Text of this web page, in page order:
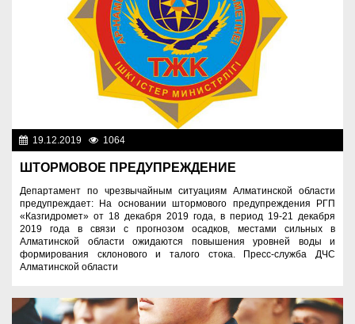
19.12.2019 1064
ШТОРМОВОЕ ПРЕДУПРЕЖДЕНИЕ
Департамент по чрезвычайным ситуациям Алматинской области
предупреждает: На основании штормового предупреждения РГП
«Казгидромет» от 18 декабря 2019 года, в период 19-21 декабря
2019 года в связи с прогнозом осадков, местами сильных в
Алматинской области ожидаются повышения уровней воды и
формирования склонового и талого стока. Пресс-служба ДЧС
Алматинской области